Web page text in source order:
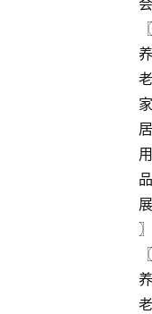
会
〖
养
老
家
居
用
品
展
〗
〖
养
老